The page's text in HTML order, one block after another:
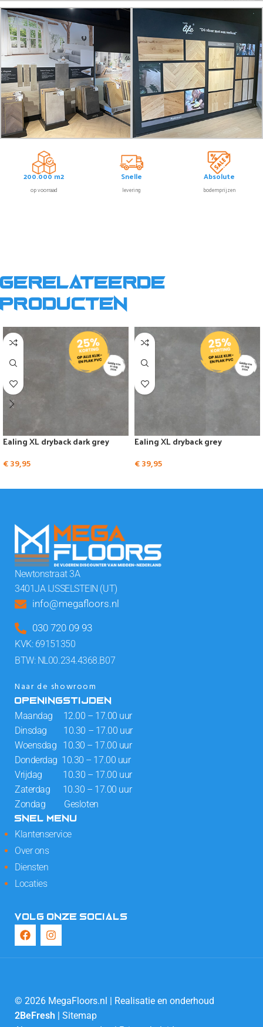
200.000 m2
op voorraad
Snelle
levering
Absolute
bodemprijzen
Gerelateerde
producten
Ealing XL dryback dark grey
€39,95
Ealing XL dryback grey
€39,95
Newtonstraat 3A
3401JA IJSSELSTEIN (UT)
info@megafloors.nl
030 720 09 93
KVK: 69151350
BTW: NL00.234.4368.B07
Naar de showroom
OPENINGSTIJDEN
Maandag 12.00 – 17.00 uur
Dinsdag 10.30 – 17.00 uur
Woensdag 10.30 – 17.00 uur
Donderdag 10.30 – 17.00 uur
Vrijdag 10.30 – 17.00 uur
Zaterdag 10.30 – 17.00 uur
Zondag Gesloten
SNEL MENU
Klantenservice
Over ons
Diensten
Locaties
VOLG ONZE SOCIALS
© 2026 MegaFloors.nl | Realisatie en onderhoud
2BeFresh | Sitemap